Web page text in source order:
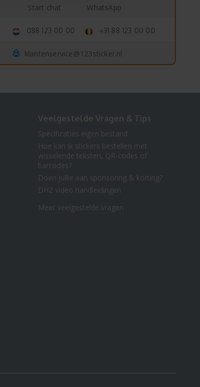
Start chat WhatsApp
088 123 00 00 +31 88 123 00 00
klantenservice@123sticker.nl
Veelgestelde Vragen & Tips
Specificaties eigen bestand
Hoe kan ik stickers bestellen met
wisselende teksten, QR-codes of
barcodes?
Doen jullie aan sponsoring & korting?
DHZ video handleidingen
Meer veelgestelde vragen